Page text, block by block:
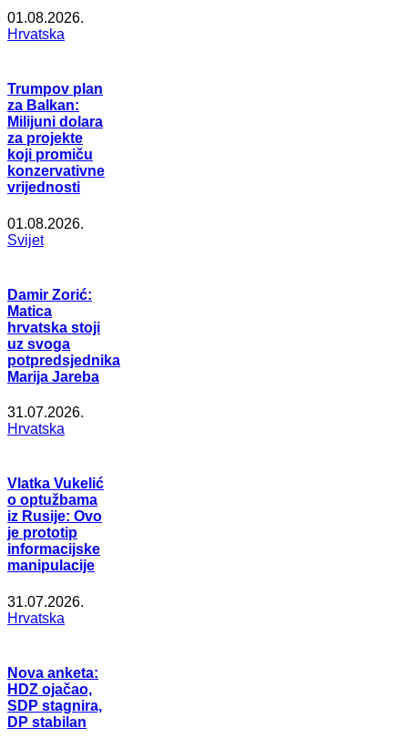
01.08.2026.
Hrvatska
Trumpov plan
za Balkan:
Milijuni dolara
za projekte
koji promiču
konzervativne
vrijednosti
01.08.2026.
Svijet
Damir Zorić:
Matica
hrvatska stoji
uz svoga
potpredsjednika
Marija Jareba
31.07.2026.
Hrvatska
Vlatka Vukelić
o optužbama
iz Rusije: Ovo
je prototip
informacijske
manipulacije
31.07.2026.
Hrvatska
Nova anketa:
HDZ ojačao,
SDP stagnira,
DP stabilan